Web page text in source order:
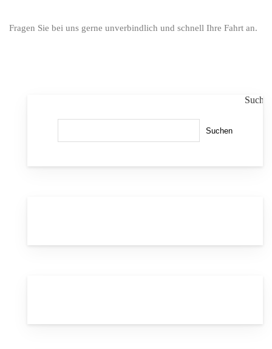
Fragen Sie bei uns gerne unverbindlich und schnell Ihre Fahrt an.
Suchen